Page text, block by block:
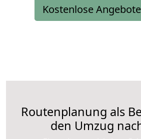
Kostenlose
Routenplanung als
den Umzug